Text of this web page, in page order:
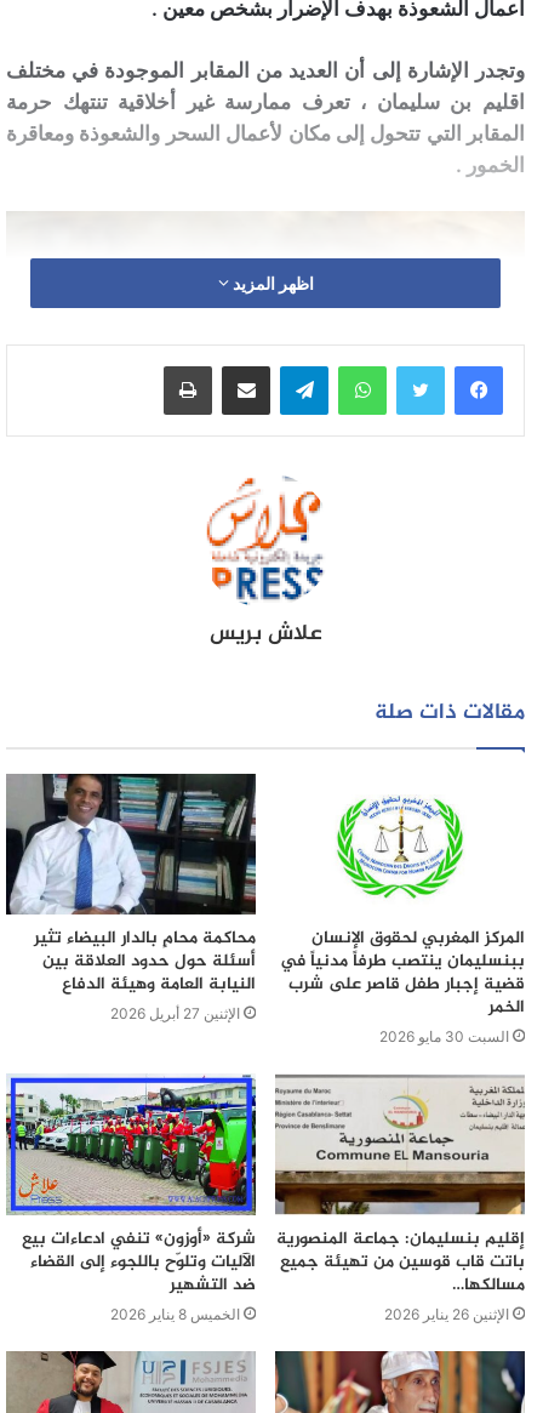
أعمال الشعوذة بهدف الإضرار بشخص معين .
وتجدر الإشارة إلى أن العديد من المقابر الموجودة في مختلف
اقليم بن سليمان ، تعرف ممارسة غير أخلاقية تنتهك حرمة
المقابر التي تتحول إلى مكان لأعمال السحر والشعوذة ومعاقرة
الخمور .
اظهر المزيد
واتساب تيلقرام مشاركة عبر البريد طباعة
علاش بريس
مقالات ذات صلة
المركز المغربي لحقوق الإنسان
ببنسليمان ينتصب طرفاً مدنياً في
قضية إجبار طفل قاصر على شرب
الخمر
السبت 30 مايو 2026
محاكمة محامٍ بالدار البيضاء تثير
أسئلة حول حدود العلاقة بين
النيابة العامة وهيئة الدفاع
الإثنين 27 أبريل 2026
إقليم بنسليمان: جماعة المنصورية
باتت قاب قوسين من تهيئة جميع
مسالكها…
الإثنين 26 يناير 2026
شركة «أوزون» تنفي ادعاءات بيع
الآليات وتلوّح باللجوء إلى القضاء
ضد التشهير
الخميس 8 يناير 2026